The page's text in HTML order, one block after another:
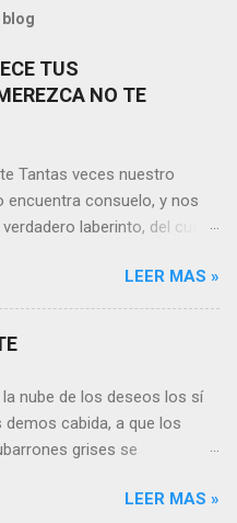
blog
TUS
NO TE
Tantas veces nuestro
encuentra consuelo, y nos
laberinto, del cual
sentido, y las respuestas se
que no alcanzamos a
quizás quien esté
ponemos a pensar en
la vida todos hemos sufrido
persona. Entonces ¿cómo
LEER MAS »
nube de los deseos los sí
demos cabida, a que los
grises se
por no ver conLEER MAS »